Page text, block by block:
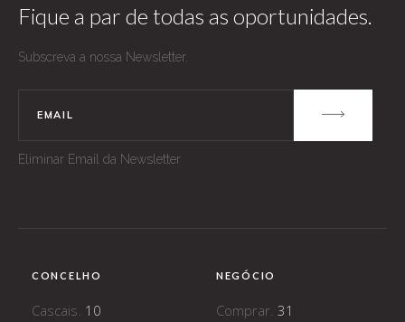
Fique a par de todas as oportunidades.
Subscreva a nossa Newsletter.
Eliminar Email da Newsletter
CONCELHO
Cascais. 10
NEGÓCIO
Comprar. 31